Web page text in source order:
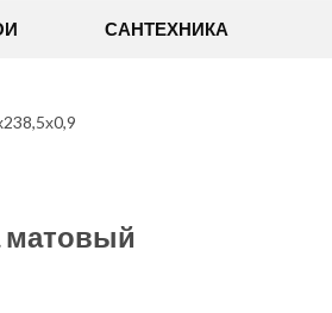
САНТЕХНИКА
матовый